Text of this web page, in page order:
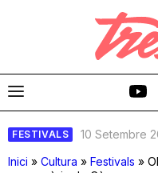
FESTIVALS
10 Setembre
Inici » Cultura » Festivals »